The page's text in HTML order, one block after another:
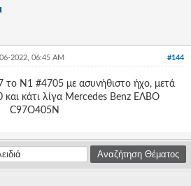
#144
2022, 06:45 AM
το Ν1 #4705 με ασυνήθιστο ήχο, μετά
κάτι λίγα Mercedes Benz ΕΛΒΟ
C97O405N